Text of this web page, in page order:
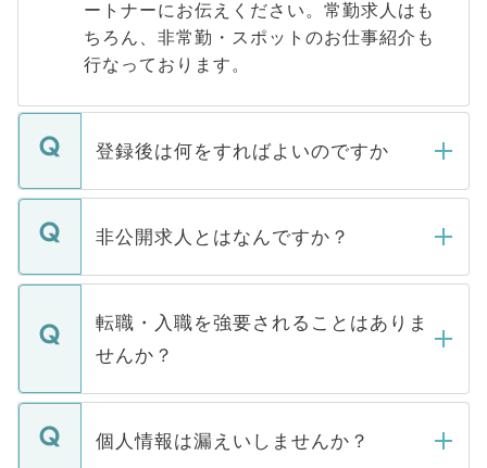
ートナーにお伝えください。常勤求人はも
ちろん、非常勤・スポットのお仕事紹介も
行なっております。
登録後は何をすればよいのですか
ご登録いただきましたら、弊社担当者がご
登録内容を確認し、その後メールもしくは
ます。通常、5営業日以内にはご連絡をせて
いただきますので、しばらくお待ちくださ
非公開求人とはなんですか？
マイナビDOCTORで取り扱っている求人の
うち約3割は、Webサイトからご覧いただ
けない「非公開求人」です。非公開求人は
下記の理由によって、一般には公開してい
ません。
■応募殺到を避けるため 人気のある医療機
転職・入職を強要されることはありま
せんか？
転職・入職を強要することは一切ありませ
ん。また、仮に応募先から内定をいただい
個人情報は漏えいしませんか？